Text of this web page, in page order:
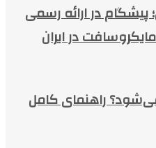
در ارائه رسمی
در ایران
۲ درمان می‌شود؟ راهنمای کامل